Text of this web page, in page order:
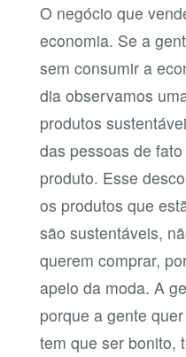
O negócio que
economia. Se a
sem consumir a
dia observamos
produtos
das pessoas de
produto. Esse
os produtos que
são sustentáveis,
querem comprar,
apelo da moda. A
porque a gente
tem que ser bonito,